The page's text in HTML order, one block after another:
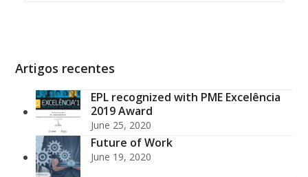
Artigos recentes
EPL recognized with PME Excelência
2019 Award
June 25, 2020
Future of Work
June 19, 2020